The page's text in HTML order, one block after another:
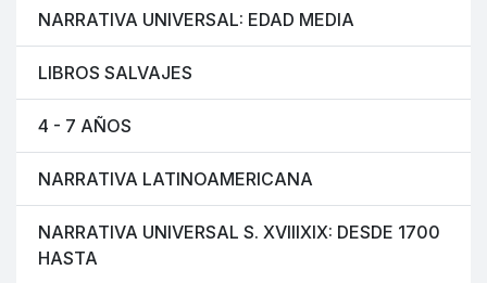
NARRATIVA UNIVERSAL: EDAD MEDIA
LIBROS SALVAJES
4 - 7 AÑOS
NARRATIVA LATINOAMERICANA
NARRATIVA UNIVERSAL S. XVIIIXIX: DESDE 1700
HASTA